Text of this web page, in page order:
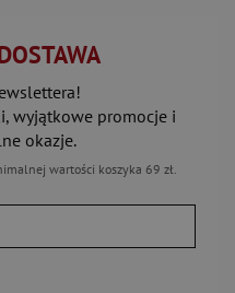
wyjątkowe promocje i
okazje.
wartości koszyka 69 zł.